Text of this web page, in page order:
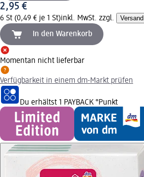
2,95 €
6 St (0,49 € je 1 St)inkl. MwSt. zzgl. Versand
In den Warenkorb
Momentan nicht lieferbar
Verfügbarkeit in einem dm-Markt prüfen
Du erhältst 1 PAYBACK °Punkt